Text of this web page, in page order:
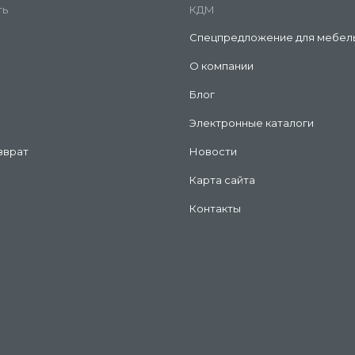
КДМ
Спецпредложение для
О компании
Блог
Электронные каталоги
Новости
Карта сайта
Контакты